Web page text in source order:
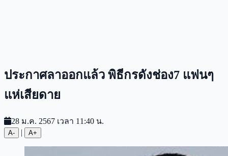
ประกาศลาออกแล้ว พิธีกรดังช่อง7 แฟนๆ
แห่เสียดาย
28 ม.ค. 2567 เวลา 11:40 น.
A- | A+